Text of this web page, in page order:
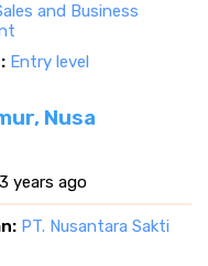
and Business
Entry level
Nusa
3 years ago
PT. Nusantara Sakti